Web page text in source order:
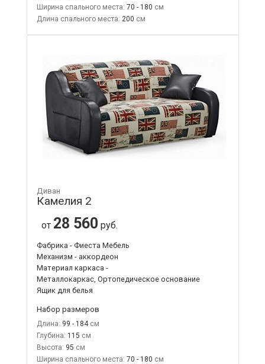
Ширина спального места: 70 - 180
Длина спального места: 200
Диван
Камелия 2
от 28 560 руб.
Фабрика - Фиеста Мебель
Механизм - аккордеон
Материал каркаса -
Металлокаркас, Ортопедическое основание
Ящик для белья
Набор размеров
Длина: 99 - 184
Глубина: 115
Высота: 95
Ширина спального места: 70 - 180